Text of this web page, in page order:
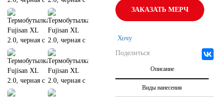
ЗАКАЗАТЬ МЕРЧ
Хочу
Поделиться
Описание
Виды нанесения